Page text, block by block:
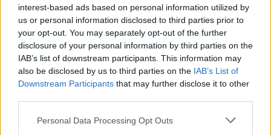
interest-based ads based on personal information utilized by
us or personal information disclosed to third parties prior to
your opt-out. You may separately opt-out of the further
disclosure of your personal information by third parties on the
IAB’s list of downstream participants. This information may
also be disclosed by us to third parties on the IAB’s List of
Downstream Participants that may further disclose it to other
Please note that this website/app uses one or more Google
Personal Data Processing Opt Outs
Boise
7 éve
@sixx: Ez bőven elég magyarázat. Viszont akkor
miért nem zárod be ezt a blogot, vagy keresel ide
szerkesztőket, akik tovább viszik?
Jó kis blog volt ez, szerettem ide benézegetni, de ez
már csak árnyéka önmagának, nem kéne hagyni